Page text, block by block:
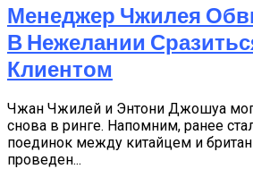
Менеджер Чжилея
В Нежелании
Клиентом
Чжан Чжилей и Энтони Джошуа
снова в ринге. Напомним, ранее
поединок между китайцем и
проведен...